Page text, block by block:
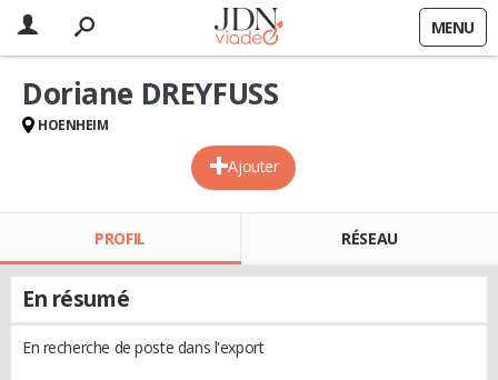
MENU
Ajouter
Doriane DREYFUSS
HOENHEIM
PROFIL RÉSEAU
En résumé
En recherche de poste dans l'export